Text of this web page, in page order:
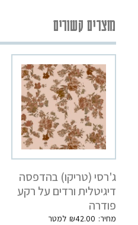
מוצרים קשורים
ג'רסי (טריקו) בהדפסה
דיגיטלית ורדים על רקע
פודרה
₪42.00